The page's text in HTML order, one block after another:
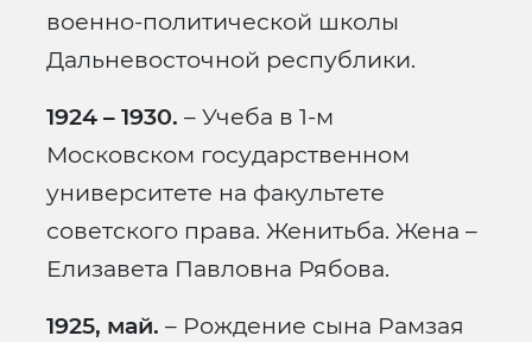
военно-политической школы
Дальневосточной республики.
1924 – 1930. – Учеба в 1-м
Московском государственном
университете на факультете
советского права. Женитьба. Жена –
Елизавета Павловна Рябова.
1925, май. – Рождение сына Рамзая